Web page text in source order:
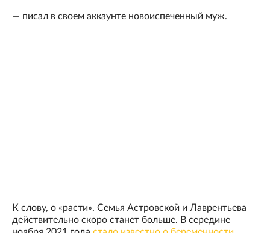
— писал в своем аккаунте новоиспеченный муж.
К слову, о «расти». Семья Астровской и Лаврентьева
действительно скоро станет больше. В середине